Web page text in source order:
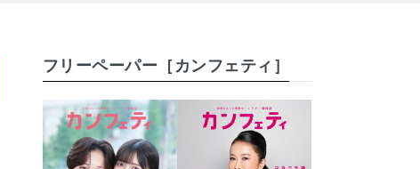
フリーペーパー［カンフェティ］